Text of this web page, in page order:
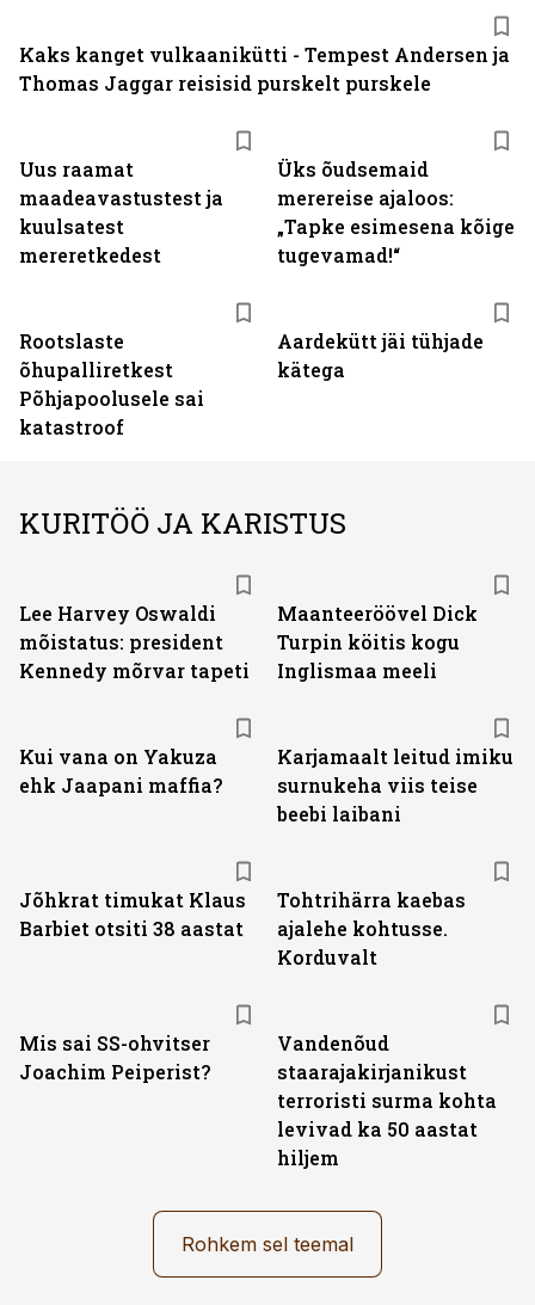
Uus raamat
maadeavastustest ja
kuulsatest
mereretkedest
Üks õudsemaid
merereise ajaloos:
„Tapke esimesena kõige
tugevamad!“
Rootslaste
õhupalliretkest
Põhjapoolusele sai
katastroof
Aardekütt jäi tühjade
kätega
Kaks kanget vulkaanikütti - Tempest Andersen ja
Thomas Jaggar reisisid purskelt purskele
KURITÖÖ JA KARISTUS
Lee Harvey Oswaldi
mõistatus: president
Kennedy mõrvar tapeti
Maanteeröövel Dick
Turpin köitis kogu
Inglismaa meeli
Kui vana on Yakuza
ehk Jaapani maffia?
Karjamaalt leitud imiku
surnukeha viis teise
beebi laibani
Jõhkrat timukat Klaus
Barbiet otsiti 38 aastat
Tohtrihärra kaebas
ajalehe kohtusse.
Korduvalt
Mis sai SS-ohvitser
Joachim Peiperist?
Vandenõud
staarajakirjanikust
terroristi surma kohta
levivad ka 50 aastat
hiljem
Rohkem sel teemal